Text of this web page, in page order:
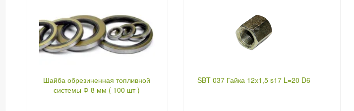
Шайба обрезиненная топливной
системы Ф 8 мм ( 100 шт )
SBT 037 Гайка 12х1,5 s17 L=20 D6